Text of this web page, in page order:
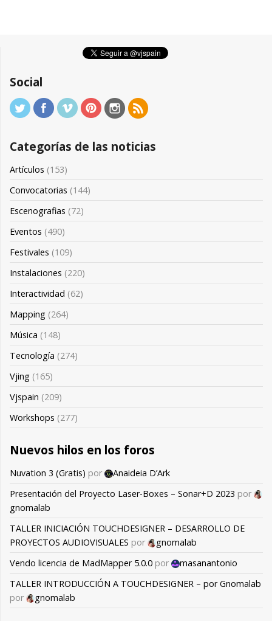
Social
Categorías de las noticias
Artículos (153)
Convocatorias (144)
Escenografias (72)
Eventos (490)
Festivales (109)
Instalaciones (220)
Interactividad (62)
Mapping (264)
Música (148)
Tecnología (274)
Vjing (165)
Vjspain (209)
Workshops (277)
Nuevos hilos en los foros
Nuvation 3 (Gratis) por
Anaideia D’Ark
Presentación del Proyecto Laser-Boxes – Sonar+D 2023 por
gnomalab
TALLER INICIACIÓN TOUCHDESIGNER – DESARROLLO DE
PROYECTOS AUDIOVISUALES por
gnomalab
Vendo licencia de MadMapper 5.0.0 por
masanantonio
TALLER INTRODUCCIÓN A TOUCHDESIGNER – por Gnomalab
por
gnomalab